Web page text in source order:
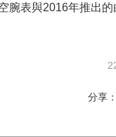
腕表與2016年推出
分享：